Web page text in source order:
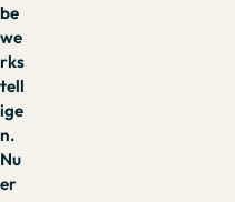
be
we
rks
tell
ige
n.
Nu
er